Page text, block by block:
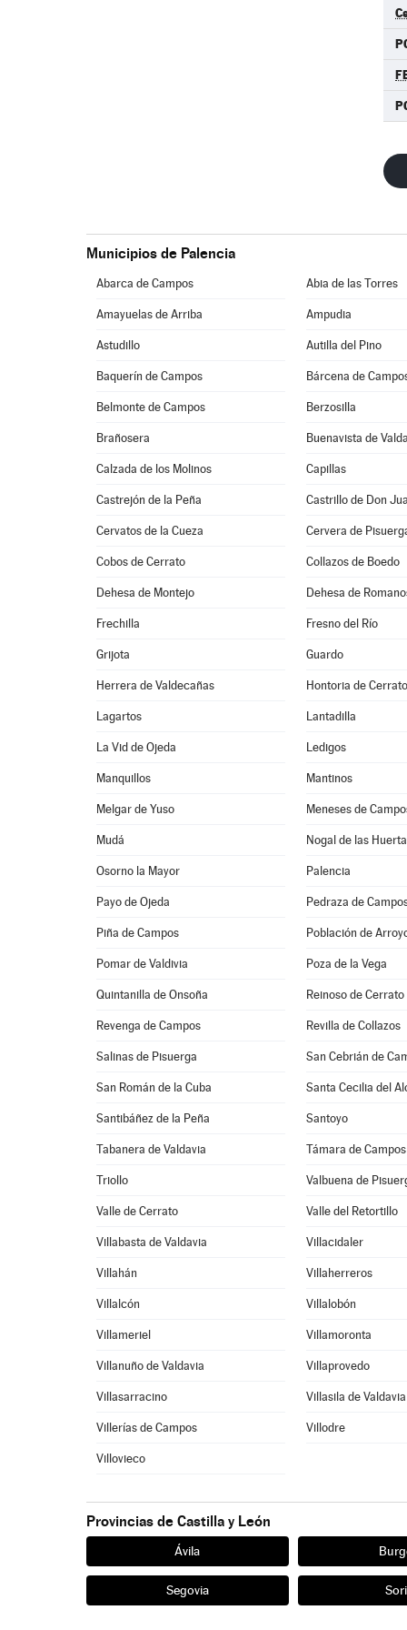
Municipios de Palencia
Abarca de Campos Abia de las Torres
Amayuelas de Arriba Ampudia
Astudillo Autilla del Pino
Baquerín de Campos Bárcena de
Belmonte de Campos Berzosilla
Brañosera Buenavista de
Calzada de los Molinos Capillas
Castrejón de la Peña Castrillo de Don
Cervatos de la Cueza Cervera de
Cobos de Cerrato Collazos de Boedo
Dehesa de Montejo Dehesa de
Frechilla Fresno del Río
Grijota Guardo
Herrera de Valdecañas Hontoria de Cerrato
Lagartos Lantadilla
La Vid de Ojeda Ledigos
Manquillos Mantinos
Melgar de Yuso Meneses de
Mudá Nogal de las
Osorno la Mayor Palencia
Payo de Ojeda Pedraza de
Piña de Campos Población de
Pomar de Valdivia Poza de la Vega
Quintanilla de Onsoña Reinoso de Cerrato
Revenga de Campos Revilla de Collazos
Salinas de Pisuerga San Cebrián de
San Román de la Cuba Santa Cecilia del
Santibáñez de la Peña Santoyo
Tabanera de Valdavia Támara de Campos
Triollo Valbuena de
Valle de Cerrato Valle del Retortillo
Villabasta de Valdavia Villacidaler
Villahán Villaherreros
Villalcón Villalobón
Villameriel Villamoronta
Villanuño de Valdavia Villaprovedo
Villasarracino Villasila de Valdavia
Villerías de Campos Villodre
Villovieco
Provincias de Castilla y León
Ávila
Segovia